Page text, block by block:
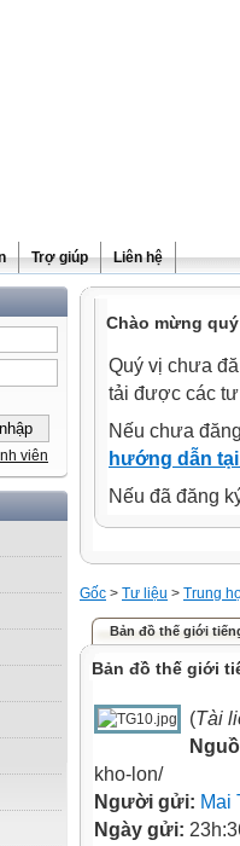
Trợ giúp Liên hệ
viên
Chào mừng
Quý vị chưa
tải được các
Nếu chưa
hướng dẫn
Nếu đã đăng
Gốc > Tư liệu > Trung
Bản đồ thế giới
Bản đồ thế giới
(Tài
kho-lon/
Người gửi: Mai
Ngày gửi: